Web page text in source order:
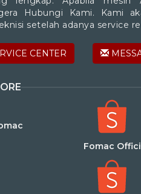
Hubungi Kami. Kami
setelah adanya service
CENTER
Fomac